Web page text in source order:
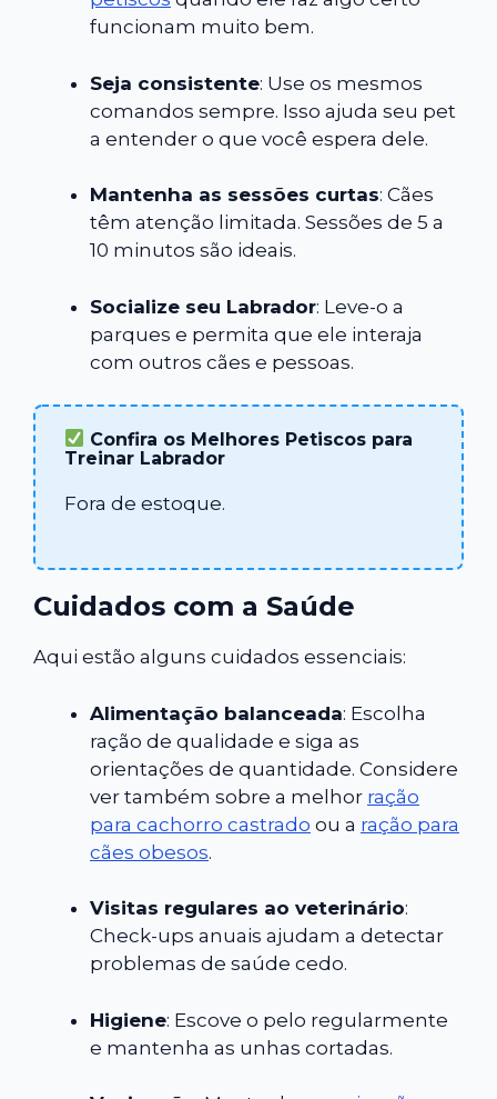
funcionam muito bem.
Seja consistente: Use os mesmos
comandos sempre. Isso ajuda seu pet
a entender o que você espera dele.
Mantenha as sessões curtas: Cães
têm atenção limitada. Sessões de 5 a
10 minutos são ideais.
Socialize seu Labrador: Leve-o a
parques e permita que ele interaja
com outros cães e pessoas.
Confira os Melhores Petiscos para
Treinar Labrador
Fora de estoque.
Cuidados com a Saúde
Aqui estão alguns cuidados essenciais:
Alimentação balanceada: Escolha
ração de qualidade e siga as
orientações de quantidade. Considere
ver também sobre a melhor ração
para cachorro castrado ou a ração para
cães obesos.
Visitas regulares ao veterinário:
Check-ups anuais ajudam a detectar
problemas de saúde cedo.
Higiene: Escove o pelo regularmente
e mantenha as unhas cortadas.